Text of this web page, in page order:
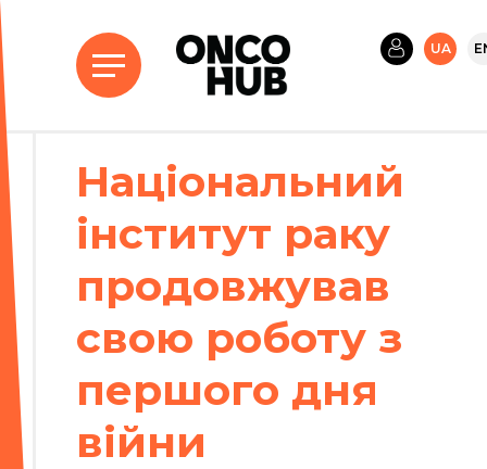
UA
Національний
інститут раку
продовжував
свою роботу з
першого дня
війни